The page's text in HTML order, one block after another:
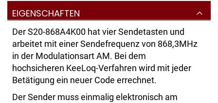
EIGENSCHAFTEN
Der S20-868A4K00 hat vier Sendetasten und
arbeitet mit einer Sendefrequenz von 868,3MHz
in der Modulationsart AM. Bei dem
hochsicheren KeeLoq-Verfahren wird mit jeder
Betätigung ein neuer Code errechnet.
Der Sender muss einmalig elektronisch am